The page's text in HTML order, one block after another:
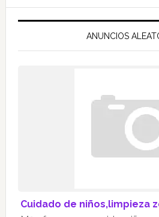
ANUNCIOS
Cuidado de niños,limpieza